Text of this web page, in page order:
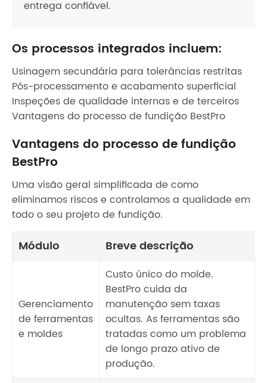
entrega confiável.
Os processos integrados incluem:
Usinagem secundária para tolerâncias restritas
Pós-processamento e acabamento superficial
Inspeções de qualidade internas e de terceiros
Vantagens do processo de fundição BestPro
Vantagens do processo de fundição
BestPro
Uma visão geral simplificada de como
eliminamos riscos e controlamos a qualidade em
todo o seu projeto de fundição.
Módulo Breve descrição
Gerenciamento
de ferramentas
e moldes
Custo único do molde.
BestPro cuida da
manutenção sem taxas
ocultas. As ferramentas são
tratadas como um problema
de longo prazo ativo de
produção.